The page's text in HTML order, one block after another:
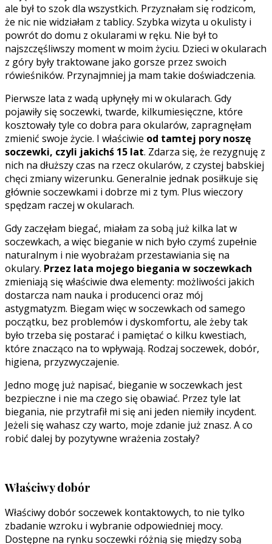
ale był to szok dla wszystkich. Przyznałam się rodzicom,
że nic nie widziałam z tablicy. Szybka wizyta u okulisty i
powrót do domu z okularami w ręku. Nie był to
najszczęśliwszy moment w moim życiu. Dzieci w okularach
z góry były traktowane jako gorsze przez swoich
rówieśników. Przynajmniej ja mam takie doświadczenia.
Pierwsze lata z wadą upłynęły mi w okularach. Gdy
pojawiły się soczewki, twarde, kilkumiesięczne, które
kosztowały tyle co dobra para okularów, zapragnęłam
zmienić swoje życie. I właściwie od tamtej pory noszę
soczewki, czyli jakichś 15 lat. Zdarza się, że rezygnuję z
nich na dłuższy czas na rzecz okularów, z czystej babskiej
chęci zmiany wizerunku. Generalnie jednak posiłkuje się
głównie soczewkami i dobrze mi z tym. Plus wieczory
spędzam raczej w okularach.
Gdy zaczęłam biegać, miałam za sobą już kilka lat w
soczewkach, a więc bieganie w nich było czymś zupełnie
naturalnym i nie wyobrażam przestawiania się na
okulary. Przez lata mojego biegania w soczewkach
zmieniają się właściwie dwa elementy: możliwości jakich
dostarcza nam nauka i producenci oraz mój
astygmatyzm. Biegam więc w soczewkach od samego
początku, bez problemów i dyskomfortu, ale żeby tak
było trzeba się postarać i pamiętać o kilku kwestiach,
które znacząco na to wpływają. Rodzaj soczewek, dobór,
higiena, przyzwyczajenie.
Jedno mogę już napisać, bieganie w soczewkach jest
bezpieczne i nie ma czego się obawiać. Przez tyle lat
biegania, nie przytrafił mi się ani jeden niemiły incydent.
Jeżeli się wahasz czy warto, moje zdanie już znasz. A co
robić dalej by pozytywne wrażenia zostały?
Właściwy dobór
Właściwy dobór soczewek kontaktowych, to nie tylko
zbadanie wzroku i wybranie odpowiedniej mocy.
Dostępne na rynku soczewki różnią się między sobą